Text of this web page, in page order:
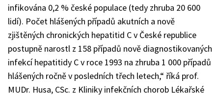
infikována 0,2 % české populace (tedy zhruba 20 600
lidí). Počet hlášených případů akutních a nově
zjištěných chronických hepatitid C v České republice
postupně narostl z 158 případů nově diagnostikovaných
infekcí hepatitidy C v roce 1993 na zhruba 1 000 případů
hlášených ročně v posledních třech letech,“ říká prof.
MUDr. Husa, CSc. z Kliniky infekčních chorob Lékařské